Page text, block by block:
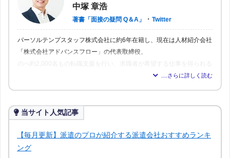
中塚 章浩
著書「面接の疑問 Q＆A」 ・ Twitter
パーソルテンプスタッフ株式会社に約6年在籍し、現在は人材紹介会社
「株式会社アドバンスフロー」の代表取締役。
よう尽力。人材業界16年の経験から「転職はしっかりとした情報が得
当サイト人気記事
【毎月更新】派遣のプロが紹介する派遣会社おすすめランキ
ング